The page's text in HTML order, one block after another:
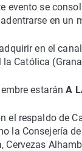
evento se
en un
en el
Católica
estaránA
el respaldo de
la Consejería
Cervezas